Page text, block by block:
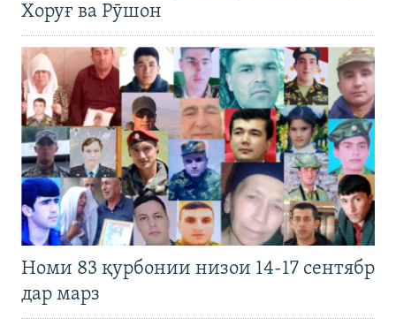
Хоруғ ва Рӯшон
Номи 83 қурбонии низои 14-17 сентябр
дар марз